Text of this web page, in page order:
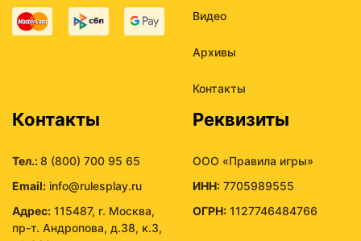
Видео
Архивы
Контакты
Контакты
Тел.:8 (800) 700 95 65
Email: info@rulesplay.ru
Адрес: 115487, г. Москва,
пр-т. Андропова, д.38, к.3,
Реквизиты
ООО «Правила игры»
ИНН: 7705989555
ОГРН: 1127746484766